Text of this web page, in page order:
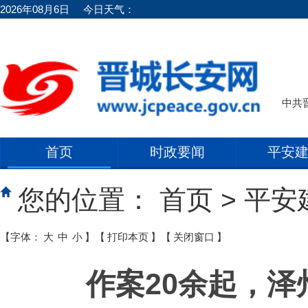
2026年08月6日 今日天气：
中共
首页 时政要闻 平安
您的位置： 首页 > 平安
【字体： 大 中 小 】 【 打印本页 】 【 关闭窗口 】
作案20余起，泽